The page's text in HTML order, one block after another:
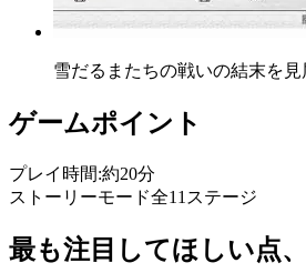
雪だるまたちの戦いの結末を見
ゲームポイント
プレイ時間:約20分
ストーリーモード全11ステージ
最も注目してほしい点